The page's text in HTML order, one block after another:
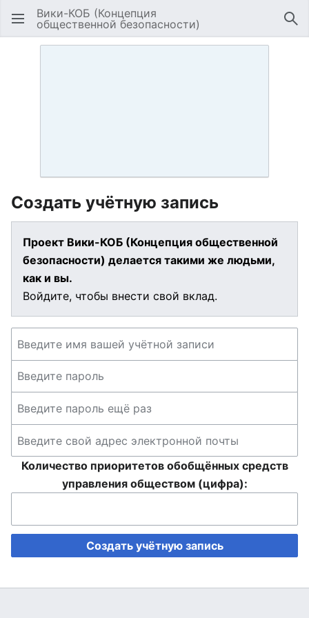
Открыть главное меню
Вики-КОБ (Концепция
общественной безопасности)
Создать учётную запись
Проект Вики-КОБ (Концепция общественной
безопасности) делается такими же людьми,
как и вы.
Войдите, чтобы внести свой вклад.
Количество приоритетов обобщённых средств
управления обществом (цифра):
Создать учётную запись